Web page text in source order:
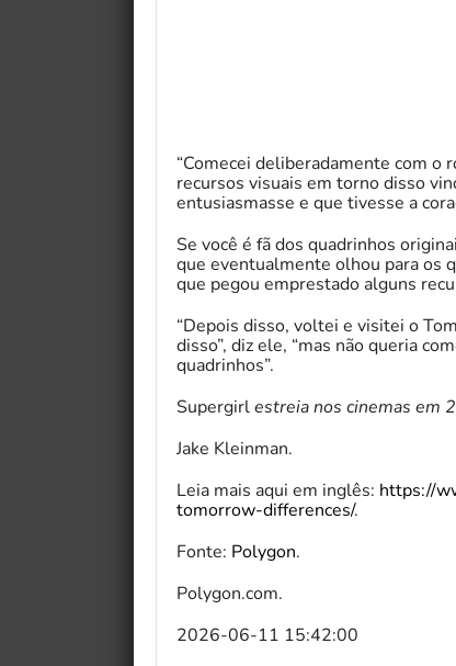
“Comecei deliberadamente com o
recursos visuais em torno disso
entusiasmasse e que tivesse a
Se você é fã dos quadrinhos
que eventualmente olhou para os
que pegou emprestado alguns
“Depois disso, voltei e visitei o
disso”, diz ele, “mas não queria
quadrinhos”.
Supergirlestreia nos cinemas em
Jake Kleinman.
Leia mais aqui em inglês: https://
tomorrow-differences/.
Fonte: Polygon.
Polygon.com.
2026-06-11 15:42:00